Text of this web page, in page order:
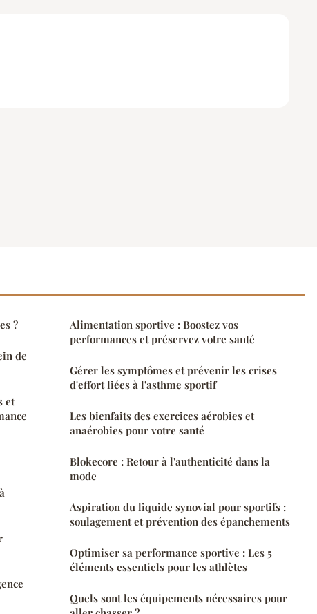
?
de
et
Alimentation sportive : Boostez vos
performances et préservez votre santé
Gérer les symptômes et prévenir les crises
d'effort liées à l'asthme sportif
Les bienfaits des exercices aérobies et
anaérobies pour votre santé
Blokecore : Retour à l'authenticité dans la
mode
Aspiration du liquide synovial pour sportifs :
soulagement et prévention des épanchements
Optimiser sa performance sportive : Les 5
éléments essentiels pour les athlètes
Quels sont les équipements nécessaires pour